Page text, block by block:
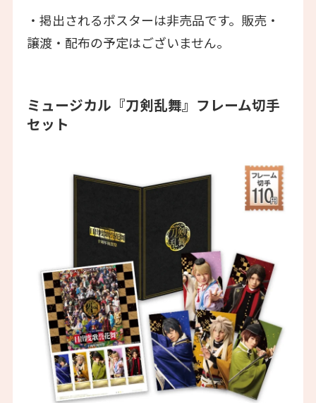
・掲出されるポスターは非売品です。販売・
譲渡・配布の予定はございません。
ミュージカル『刀剣乱舞』フレーム切手
セット